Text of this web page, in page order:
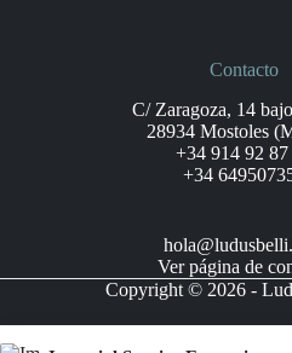
Contacto
C/ Zaragoza, 14
28934 Mostoles
+34 914 92 87
+34
Ver página de
Copyright © 2026 -